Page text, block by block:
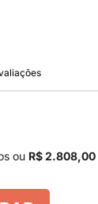
ou R$ 2.808,00